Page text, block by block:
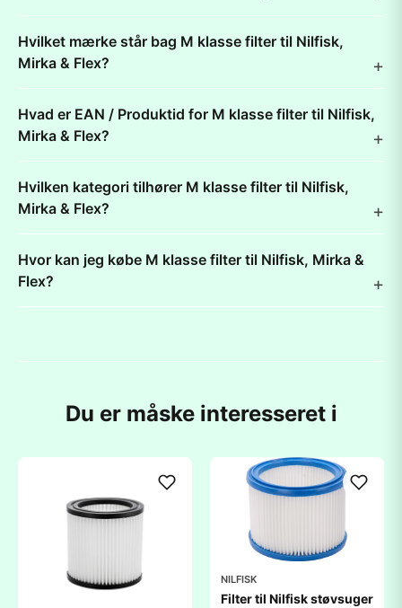
Hvilket mærke står bag M klasse filter til Nilfisk,
Mirka & Flex?
Hvad er EAN / Produktid for M klasse filter til Nilfisk,
Mirka & Flex?
Hvilken kategori tilhører M klasse filter til Nilfisk,
Mirka & Flex?
Hvor kan jeg købe M klasse filter til Nilfisk, Mirka &
Flex?
Du er måske interesseret i
NILFISK
Filter til Nilfisk støvsuger